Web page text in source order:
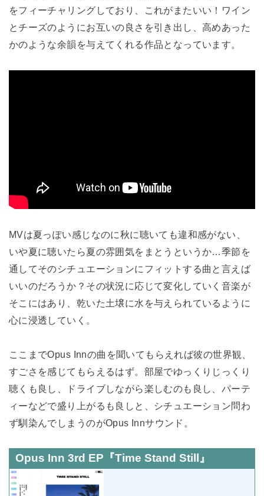
をフィーチャリングしており、これがまたいい！ワイン
とチーズのようにお互いの良さを引き出し、高めあった
かのような余韻を与えてくれる作品となっています。
MVは夏っぽい感じなのに秋に聴いても違和感がない、
いや夏に聴いたら夏の雰囲気をまとうというか…季節を
通してそのシチュエーションにフィットする曲と言えば
いいのだろうか？その状況に応じて変化していく音楽が
そこにはあり、乾いた土壌に水を与えられているように
心に浸透していく。
ここまでOpus Innの曲を聞いてもらえれば彼の世界観、
すごさを感じてもらえるはず。部屋でゆっくりじっくり
聴くも良し、ドライブしながら楽しむのも良し、パーテ
ィーなどで盛り上がるも良しと、シチュエーション問わ
ず馴染んでしまうのがOpus Innサウンド。
Opus Inn 3rd EP『Time Stand Still』